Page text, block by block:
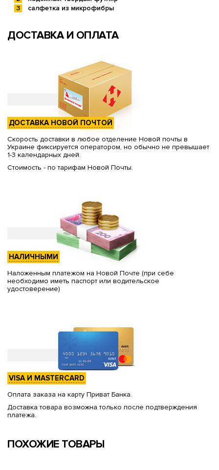
салфетка из микрофибры
ДОСТАВКА И ОПЛАТА
ДОСТАВКА НОВОЙ ПОЧТОЙ
Скорость доставки в любое отделение Новой почты в
Украине фиксируется оператором, но обычно не превышает
1-3 календарных дней.
Стоимость - по тарифам Новой Почты.
НАЛИЧНЫМИ
Наложенным платежом на Новой Почте (при себе
необходимо иметь паспорт или водительское
удостоверение)
VISA И MASTERCARD
Оплата заказа на карту Приват Банка.
Доставка товара возможна только после подтверждения
платежа.
ПОХОЖИЕ ТОВАРЫ